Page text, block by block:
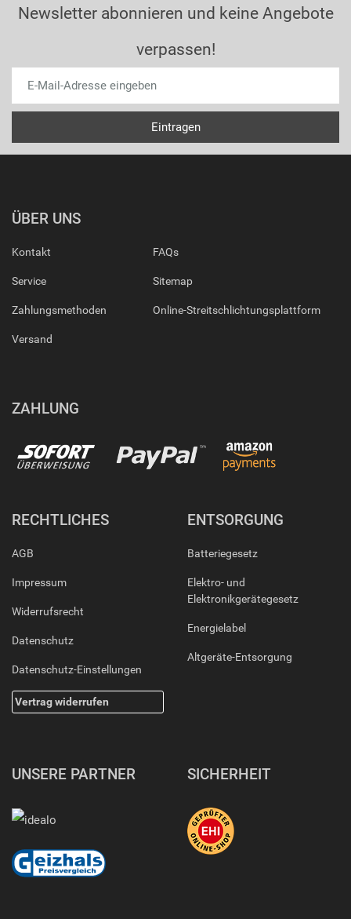
Newsletter abonnieren und keine Angebote
verpassen!
ÜBER UNS
Kontakt
Service
Zahlungsmethoden
Versand
FAQs
Sitemap
Online-Streitschlichtungsplattform
ZAHLUNG
RECHTLICHES
AGB
Impressum
Widerrufsrecht
Datenschutz
Datenschutz-Einstellungen
Vertrag widerrufen
ENTSORGUNG
Batteriegesetz
Elektro- und
Elektronikgerätegesetz
Energielabel
Altgeräte-Entsorgung
UNSERE PARTNER SICHERHEIT